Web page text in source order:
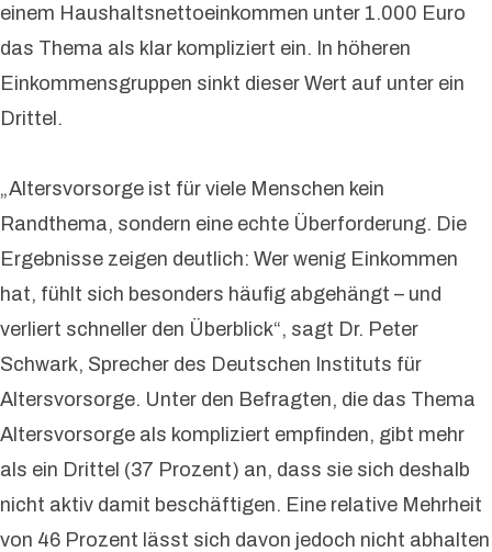
einem Haushaltsnettoeinkommen unter 1.000 Euro
das Thema als klar kompliziert ein. In höheren
Einkommensgruppen sinkt dieser Wert auf unter ein
Drittel.
„Altersvorsorge ist für viele Menschen kein
Randthema, sondern eine echte Überforderung. Die
Ergebnisse zeigen deutlich: Wer wenig Einkommen
hat, fühlt sich besonders häufig abgehängt – und
verliert schneller den Überblick“, sagt Dr. Peter
Schwark, Sprecher des Deutschen Instituts für
Altersvorsorge. Unter den Befragten, die das Thema
Altersvorsorge als kompliziert empfinden, gibt mehr
als ein Drittel (37 Prozent) an, dass sie sich deshalb
nicht aktiv damit beschäftigen. Eine relative Mehrheit
von 46 Prozent lässt sich davon jedoch nicht abhalten